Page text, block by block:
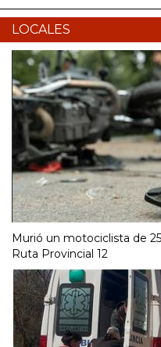
LOCALES
Murió un motociclista de
Ruta Provincial 12